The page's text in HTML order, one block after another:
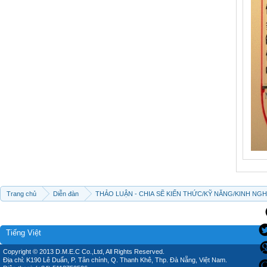
Trang chủ Diễn đàn THẢO LUẬN - CHIA SẼ KIẾN THỨC/KỸ NĂNG/KINH
Tiếng Việt
Copyright © 2013 D.M.E.C Co.,Ltd, All Rights Reserved.
Địa chỉ: K190 Lê Duẩn, P. Tân chính, Q. Thanh Khê, Thp. Đà Nẵng, Việt Nam.